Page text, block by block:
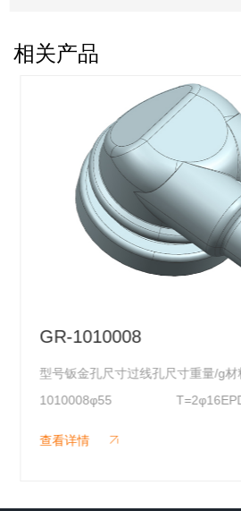
相关产品
GR-1010008
型号钣金孔尺寸过线孔尺寸重量/g材
1010008φ55
查看详情